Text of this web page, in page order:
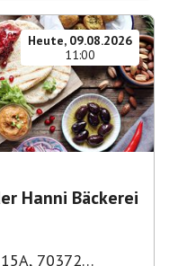
Heute, 09.08.2026
11:00
Hanni Bäckerei
70372